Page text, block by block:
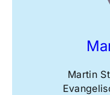
Martin